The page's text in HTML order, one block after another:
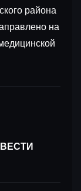
района
на